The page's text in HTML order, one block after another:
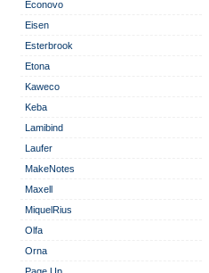
Econovo
Eisen
Esterbrook
Etona
Kaweco
Keba
Lamibind
Laufer
MakeNotes
Maxell
MiquelRius
Olfa
Orna